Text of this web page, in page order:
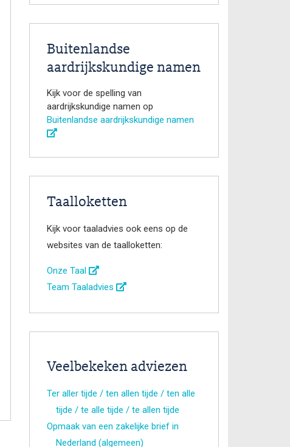
Buitenlandse
aardrijkskundige namen
Kijk voor de spelling van
aardrijkskundige namen op
Buitenlandse aardrijkskundige namen
Taalloketten
Kijk voor taaladvies ook eens op de
websites van de taalloketten:
Onze Taal
Team Taaladvies
Veelbekeken adviezen
Ter aller tijde / ten allen tijde / ten alle
tijde / te alle tijde / te allen tijde
Opmaak van een zakelijke brief in
Nederland (algemeen)